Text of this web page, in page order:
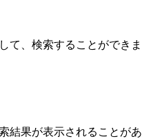
て、検索することができま
結果が表示されることがあ